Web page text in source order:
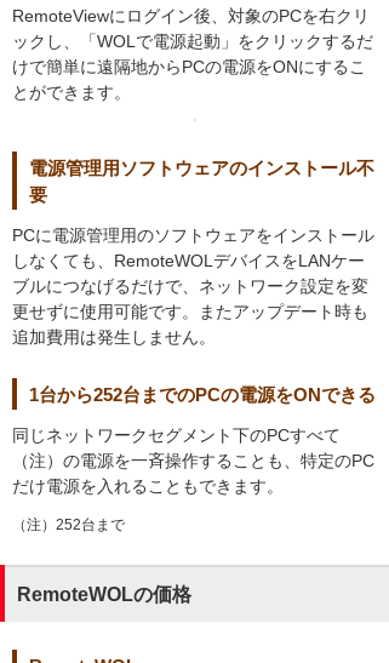
RemoteViewにログイン後、対象のPCを右クリ
ックし、「WOLで電源起動」をクリックするだ
けで簡単に遠隔地からPCの電源をONにするこ
とができます。
電源管理用ソフトウェアのインストール不
要
PCに電源管理用のソフトウェアをインストール
しなくても、RemoteWOLデバイスをLANケー
ブルにつなげるだけで、ネットワーク設定を変
更せずに使用可能です。またアップデート時も
追加費用は発生しません。
1台から252台までのPCの電源をONできる
同じネットワークセグメント下のPCすべて
（注）の電源を一斉操作することも、特定のPC
だけ電源を入れることもできます。
（注）252台まで
RemoteWOLの価格